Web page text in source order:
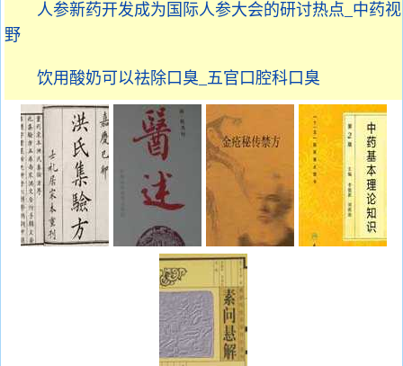
人参新药开发成为国际人参大会的研讨热点_中药视
野
饮用酸奶可以祛除口臭_五官口腔科口臭